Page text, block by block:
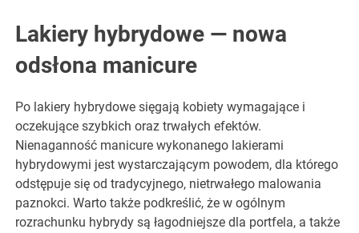
Lakiery hybrydowe — nowa
odsłona manicure
Po lakiery hybrydowe sięgają kobiety wymagające i
oczekujące szybkich oraz trwałych efektów.
Nienaganność manicure wykonanego lakierami
hybrydowymi jest wystarczającym powodem, dla którego
odstępuje się od tradycyjnego, nietrwałego malowania
paznokci. Warto także podkreślić, że w ogólnym
rozrachunku hybrydy są łagodniejsze dla portfela, a także